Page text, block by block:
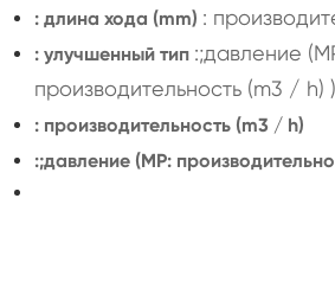
: длина хода (mm) :
: улучшенный тип :;давление
производительность (m3 / h) )
: производительность (m3 / h)
:;давление (MP: